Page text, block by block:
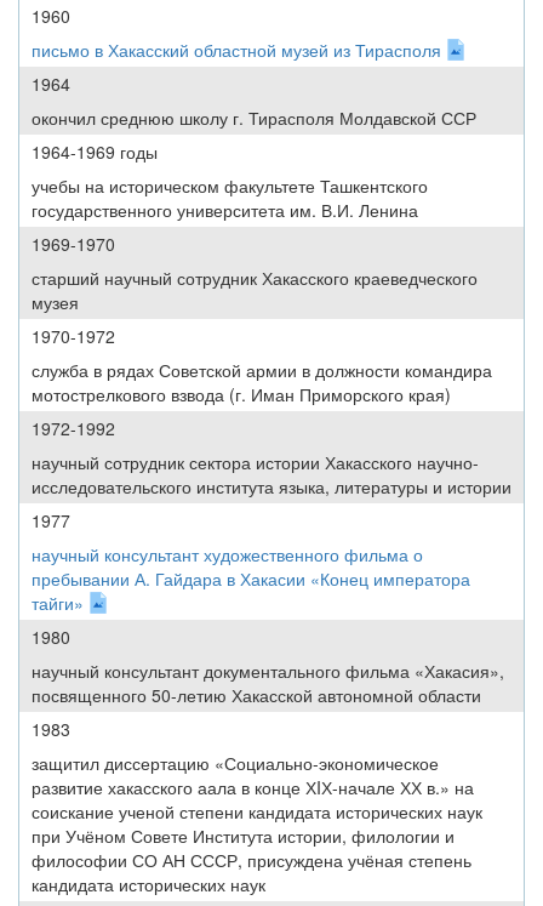
1960
письмо в Хакасский областной музей из Тирасполя
1964
окончил среднюю школу г. Тирасполя Молдавской ССР
1964-1969 годы
учебы на историческом факультете Ташкентского
государственного университета им. В.И. Ленина
1969-1970
старший научный сотрудник Хакасского краеведческого
музея
1970-1972
служба в рядах Советской армии в должности командира
мотострелкового взвода (г. Иман Приморского края)
1972-1992
научный сотрудник сектора истории Хакасского научно-
исследовательского института языка, литературы и истории
1977
научный консультант художественного фильма о
пребывании А. Гайдара в Хакасии «Конец императора
тайги»
1980
научный консультант документального фильма «Хакасия»,
посвященного 50-летию Хакасской автономной области
1983
защитил диссертацию «Социально-экономическое
развитие хакасского аала в конце ХIХ-начале ХХ в.» на
соискание ученой степени кандидата исторических наук
при Учёном Совете Института истории, филологии и
философии СО АН СССР, присуждена учёная степень
кандидата исторических наук